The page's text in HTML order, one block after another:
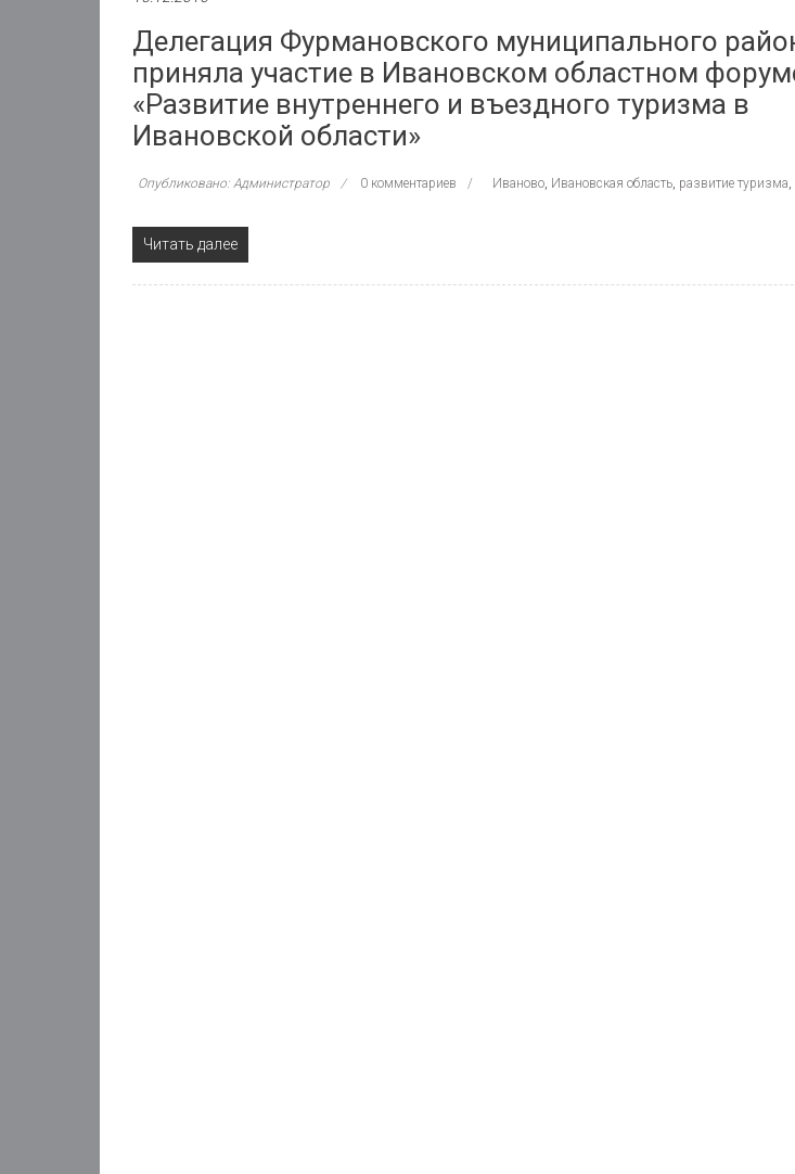
Делегация Фурмановского муниципального
приняла участие в Ивановском областном
«Развитие внутреннего и въездного туризма в
Ивановской области»
Опубликовано: Администратор 0 комментариев Иваново, Ивановская область, развитие туризма,
Читать далее